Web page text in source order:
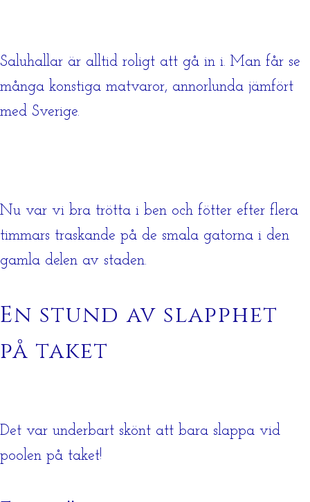
Saluhallar är alltid roligt att gå in i. Man får se
många konstiga matvaror, annorlunda jämfört
med Sverige.
Nu var vi bra trötta i ben och fötter efter flera
timmars traskande på de smala gatorna i den
gamla delen av staden.
En stund av slapphet
på taket
Det var underbart skönt att bara slappa vid
poolen på taket!